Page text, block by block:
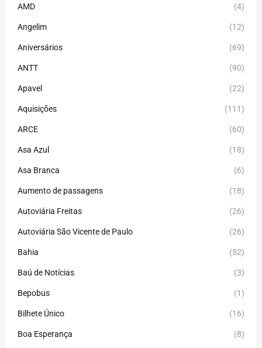
AMD (4)
Angelim (12)
Aniversários (69)
ANTT (90)
Apavel (22)
Aquisições (111)
ARCE (60)
Asa Azul (18)
Asa Branca (6)
Aumento de passagens (18)
Autoviária Freitas (26)
Autoviária São Vicente de Paulo (26)
Bahia (52)
Baú de Notícias (3)
Bepobus (1)
Bilhete Único (16)
Boa Esperança (8)